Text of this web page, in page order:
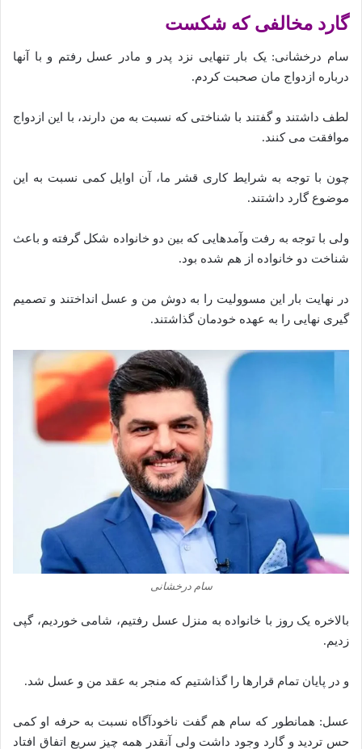
گارد مخالفی که شکست
سام درخشانی: یک بار تنهایی نزد پدر و مادر عسل رفتم و با آنها
درباره ازدواج مان صحبت کردم.
لطف داشتند و گفتند با شناختی که نسبت به من دارند، با این ازدواج
موافقت می کنند.
چون با توجه به شرایط کاری قشر ما، آن اوایل کمی نسبت به این
موضوع گارد داشتند.
ولی با توجه به رفت وآمدهایی که بین دو خانواده شکل گرفته‌ و باعث
شناخت دو خانواده از هم شده‌ بود.
در نهایت بار این مسوولیت را به دوش من و عسل انداختند و تصمیم
گیری نهایی را به عهده خودمان گذاشتند.
سام درخشانی
بالاخره یک روز با خانواده به منزل عسل رفتیم، شامی خوردیم، گپی
زدیم.
و در پایان تمام قرارها را گذاشتیم که منجر به عقد من و عسل شد.
عسل: همانطور که سام هم گفت ناخودآگاه نسبت به حرفه او کمی
حس تردید و گارد وجود داشت ولی آنقدر همه چیز سریع اتفاق افتاد